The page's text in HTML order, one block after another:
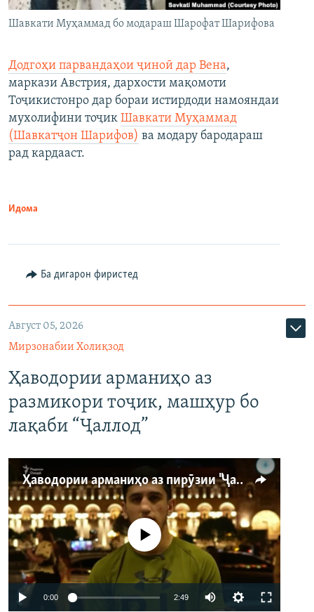
Шавкати Муҳаммад бо модараш Шарофат Шарифова
Додгоҳи парвандаҳои ҷиноӣ дар Вена,
маркази Австрия, дархости мақомоти
Тоҷикистонро дар бораи истирдоди намояндаи
мухолифини тоҷик Шавкати Муҳаммад
(Шавкатҷон Шарифов) ва модару бародараш
рад кардааст.
Идома
Ба дигарон фиристед
Август 05, 2026
Мирзонабии Холиқзод
Ҳаводории арманиҳо аз
размикори тоҷик, машҳур бо
лақаби “Ҷаллод”
Ҳаводории арманиҳо аз пирӯзии "Ҷаллод"-и тоҷик
Феълан кор намекунад
0:00 2:49